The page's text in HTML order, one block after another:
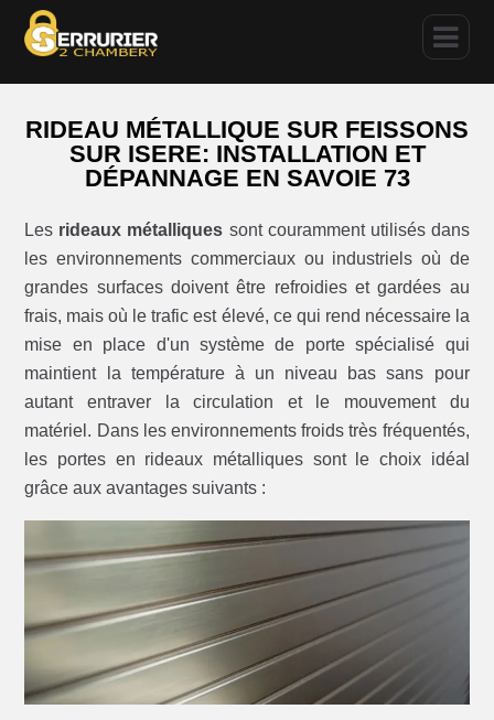
RIDEAU MÉTALLIQUE SUR FEISSONS
SUR ISERE: INSTALLATION ET
DÉPANNAGE EN SAVOIE 73
Les rideaux métalliques sont couramment utilisés dans
les environnements commerciaux ou industriels où de
grandes surfaces doivent être refroidies et gardées au
frais, mais où le trafic est élevé, ce qui rend nécessaire la
mise en place d'un système de porte spécialisé qui
maintient la température à un niveau bas sans pour
autant entraver la circulation et le mouvement du
matériel. Dans les environnements froids très fréquentés,
les portes en rideaux métalliques sont le choix idéal
grâce aux avantages suivants :